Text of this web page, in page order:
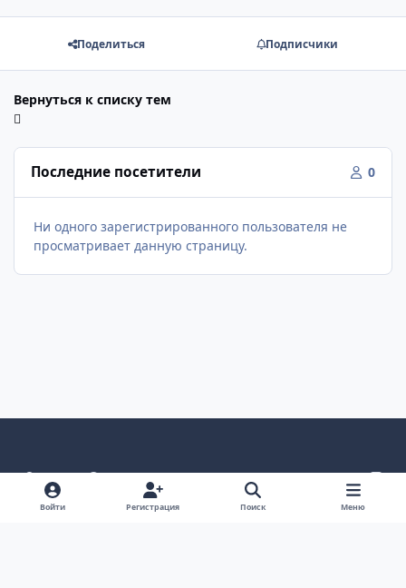
Поделиться Подписчики
Вернуться к списку тем
Последние посетители 0
Ни одного зарегистрированного пользователя не
просматривает данную страницу.
Светлый режим
Темный режим
Как в системе
v
k
Политика конфиденциальности
Войти Регистрация Поиск Меню